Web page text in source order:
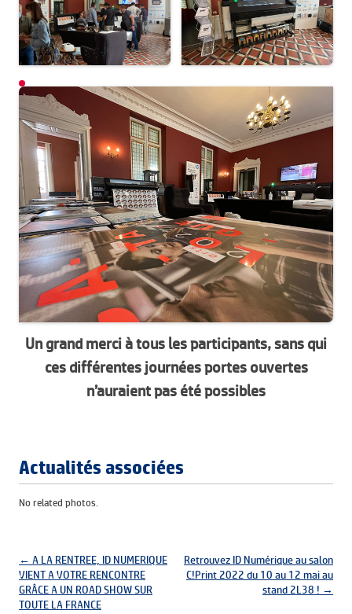
Un grand merci à tous les participants, sans qui
ces différentes journées portes ouvertes
n’auraient pas été possibles
Actualités associées
No related photos.
Navigation des articles
← A LA RENTREE, ID NUMERIQUE
VIENT A VOTRE RENCONTRE
GRÂCE A UN ROAD SHOW SUR
TOUTE LA FRANCE
Retrouvez ID Numérique au salon
C!Print 2022 du 10 au 12 mai au
stand 2L38 ! →